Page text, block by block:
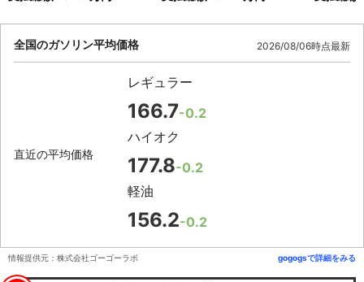
全国のガソリン平均価格 2026/08/06時点最新
直近の平均価格
レギュラー
166.7-0.2
ハイオク
177.8-0.2
軽油
156.2-0.2
情報提供元：株式会社ゴーゴーラボ gogogsで詳細をみる